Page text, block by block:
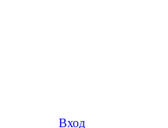
Вход